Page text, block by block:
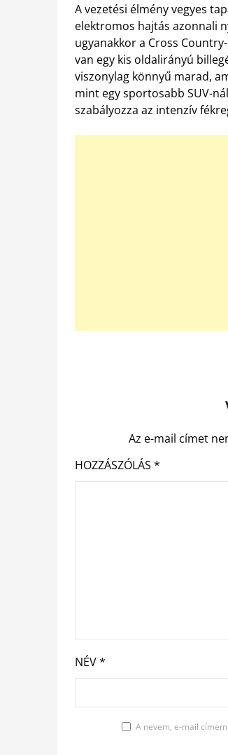
A vezetési élmény vegyes
elektromos hajtás azonnali
ugyanakkor a Cross
van egy kis oldalirányú
viszonylag könnyű marad,
mint egy sportosabb SUV-
szabályozza az intenzív
Az e-mail címet
HOZZÁSZÓLÁS *
NÉV*
A nevem, e-mail